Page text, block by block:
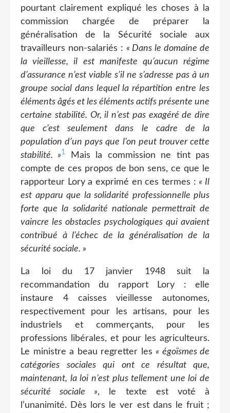
pourtant clairement expliqué les choses à la
commission chargée de préparer la
généralisation de la Sécurité sociale aux
travailleurs non-salariés : « Dans le domaine de
la vieillesse, il est manifeste qu’aucun régime
d’assurance n’est viable s’il ne s’adresse pas à un
groupe social dans lequel la répartition entre les
éléments âgés et les éléments actifs présente une
certaine stabilité. Or, il n’est pas exagéré de dire
que c’est seulement dans le cadre de la
population d’un pays que l’on peut trouver cette
stabilité. »1
Mais la commission ne tint pas
compte de ces propos de bon sens, ce que le
rapporteur Lory a exprimé en ces termes :« Il
est apparu que la solidarité professionnelle plus
forte que la solidarité nationale permettrait de
vaincre les obstacles psychologiques qui avaient
contribué à l’échec de la généralisation de la
sécurité sociale. »
La loi du 17 janvier 1948 suit la
recommandation du rapport Lory : elle
instaure 4 caisses vieillesse autonomes,
respectivement pour les artisans, pour les
industriels et commerçants, pour les
professions libérales, et pour les agriculteurs.
Le ministre a beau regretter les « égoïsmes de
catégories sociales qui ont ce résultat que,
maintenant, la loi n’est plus tellement une loi de
sécurité sociale », le texte est voté à
l’unanimité. Dès lors le ver est dans le fruit ;